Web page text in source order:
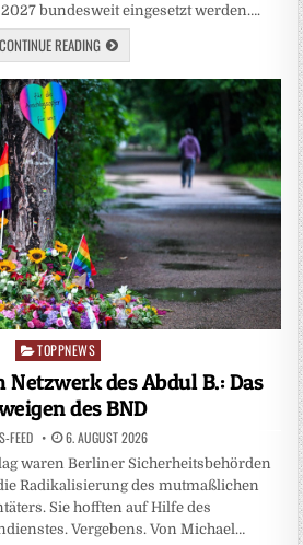
bundesweit eingesetzt werden….
CONTINUE READING
Posted
in
TOPPNEWS
des Abdul B.: Das
des BND
FEED 6. AUGUST 2026
waren Berliner Sicherheitsbehörden
Radikalisierung des mutmaßlichen
Sie hofften auf Hilfe des
Vergebens. Von Michael…